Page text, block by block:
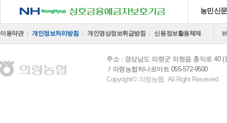
NH 상호금융예금자보호기금 농민신
이용약관 개인정보처리방침 개인영상정보취급방침 신용정보활용체제
주소 : 경상남도 의령군 의령읍 충익로 40 (
의령농협하나로마트 055-572-9500
Copyright© 의령농협. All Right Reserved.